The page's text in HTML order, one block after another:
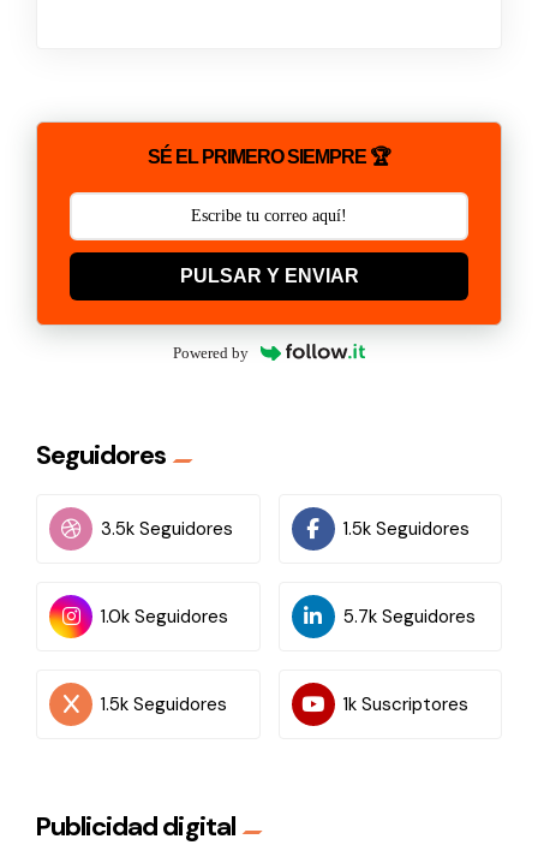
SÉ EL PRIMERO SIEMPRE 🏆
PULSAR Y ENVIAR
Powered by
Seguidores
3.5k Seguidores 1.5k Seguidores
1.0k Seguidores 5.7k Seguidores
1.5k Seguidores 1k Suscriptores
Publicidad digital